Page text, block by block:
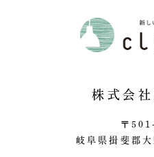
株式会
〒
岐阜県揖斐郡